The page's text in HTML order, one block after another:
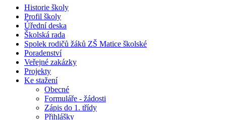
Historie školy
Profil školy
Úřední deska
Školská rada
Spolek rodičů žáků ZŠ Matice školské
Poradenství
Veřejné zakázky
Projekty
Ke stažení
Obecné
Formuláře - žádosti
Zápis do 1. třídy
Přihlášky